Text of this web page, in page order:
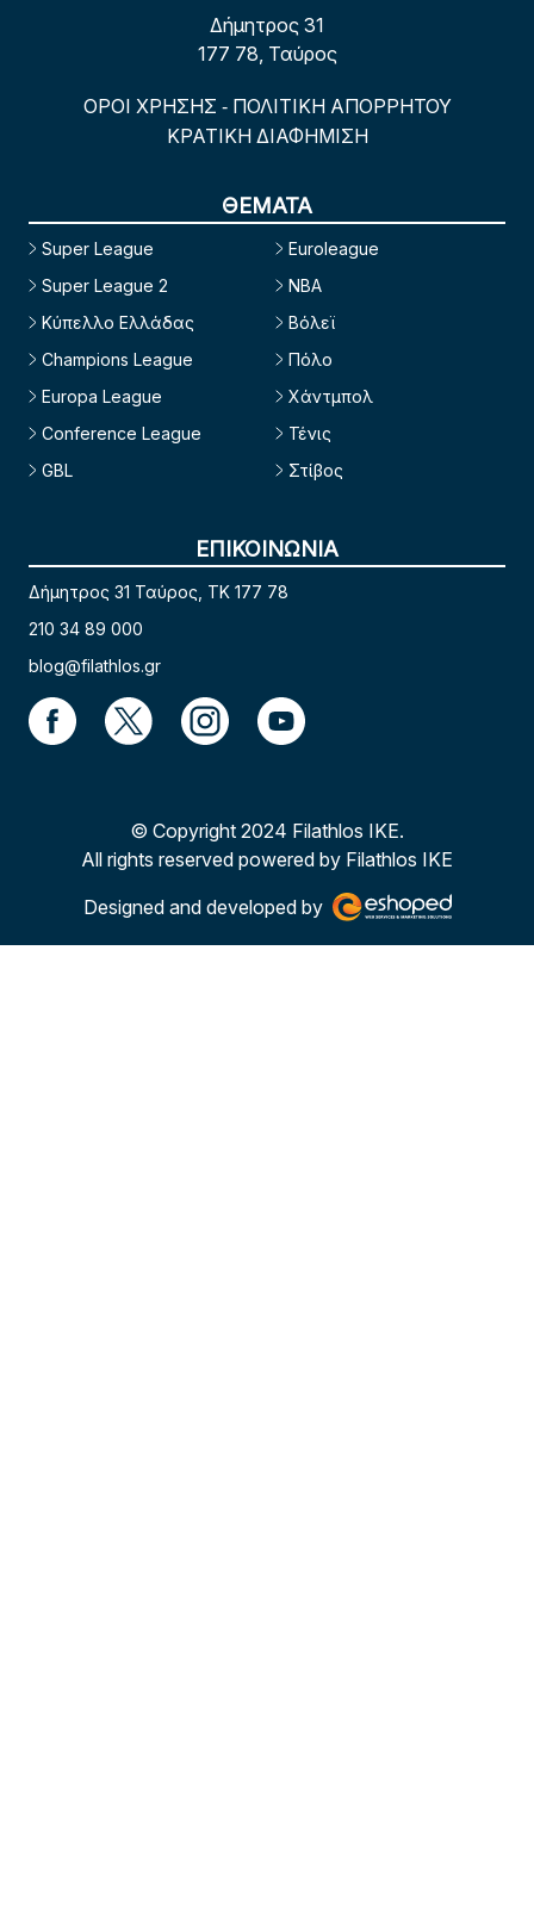
Δήμητρος 31
177 78, Ταύρος
ΟΡΟΙ ΧΡΗΣΗΣ - ΠΟΛΙΤΙΚΗ ΑΠΟΡΡΗΤΟΥ
ΚΡΑΤΙΚΗ ΔΙΑΦΗΜΙΣΗ
ΘΕΜΑΤΑ
Super League
Super League 2
Κύπελλο Ελλάδας
Champions League
Europa League
Conference League
GBL
Euroleague
NBA
Βόλεϊ
Πόλο
Χάντμπολ
Τένις
Στίβος
ΕΠΙΚΟΙΝΩΝΙΑ
Δήμητρος 31 Ταύρος, TK 177 78
210 34 89 000
blog@filathlos.gr
© Copyright 2024 Filathlos ΙΚΕ.
All rights reserved powered by Filathlos ΙΚΕ
Designed and developed by